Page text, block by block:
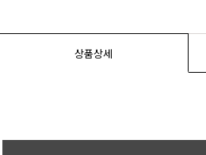
상품상세